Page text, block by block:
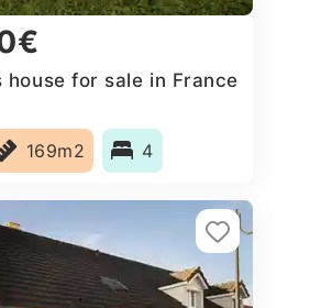
house for sale in France
169m2 4